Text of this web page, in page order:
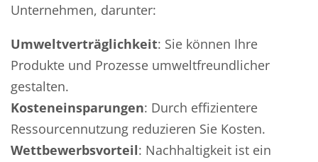
Unternehmen, darunter:
Umweltverträglichkeit: Sie können Ihre
Produkte und Prozesse umweltfreundlicher
gestalten.
Kosteneinsparungen: Durch effizientere
Ressourcennutzung reduzieren Sie Kosten.
Wettbewerbsvorteil: Nachhaltigkeit ist ein